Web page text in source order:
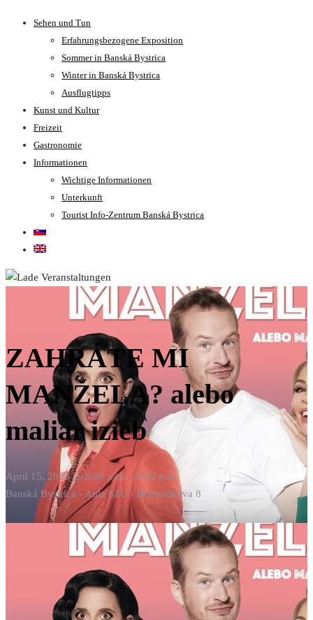
Sehen und Tun
Erfahrungsbezogene Exposition
Sommer in Banská Bystrica
Winter in Banská Bystrica
Ausflugtipps
Kunst und Kultur
Freizeit
Gastronomie
Informationen
Wichtige Informationen
Unterkunft
Tourist Info-Zentrum Banská Bystrica
ZAHRÁTE MI
MANŽELA? alebo
maliar izieb
April 15, 2023 @ 6:00 p.m. - 8:00 p.m.
Banská Bystrica - Aula SZU - Bernolákova 8